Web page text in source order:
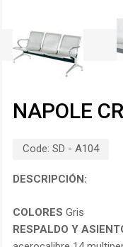
NAPOLE
Code: SD - A104
DESCRIPCIÓN:
COLORES Gris
RESPALDO Y